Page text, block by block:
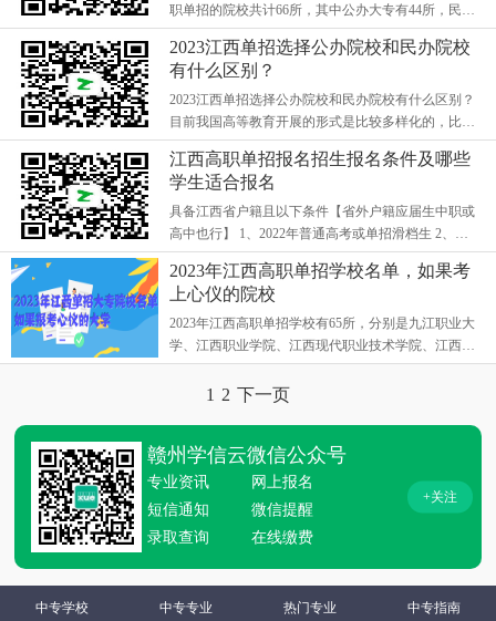
职单招的院校共计66所，其中公办大专有44所，民办
大学有22所，每个院校都有自己的优势学科，如何在
众多大学中选择一所满意的院校...
2023江西单招选择公办院校和民办院校
有什么区别？
2023江西单招选择公办院校和民办院校有什么区别？
目前我国高等教育开展的形式是比较多样化的，比如
说公办院校，民办院校等等。院校的数量比较多，很
多同学和家长在选学校的时...
江西高职单招报名招生报名条件及哪些
学生适合报名
具备江西省户籍且以下条件【省外户籍应届生中职或
高中也行】 1、2022年普通高考或单招滑档生 2、中
专、技校三年级在校生及应届、历届毕业生。 3、社
会青年（ 高中同等学历）。...
2023年江西高职单招学校名单，如果考
上心仪的院校
2023年江西高职单招学校有65所，分别是九江职业大
学、江西职业学院、江西现代职业技术学院、江西医
学高等专科学校、九江职业技术学院、江西外语外贸
职业学院等等学校进行单招。...
1 2 下一页
赣州学信云微信公众号
专业资讯
网上报名
短信通知
微信提醒
录取查询
在线缴费
+关注
中专学校 中专专业 热门专业 中专指南